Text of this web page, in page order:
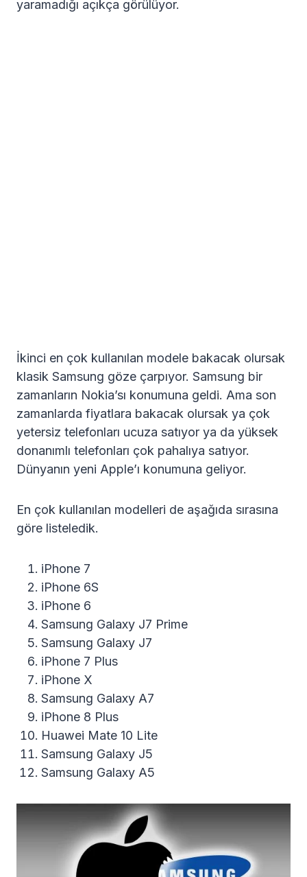
yaramadığı açıkça görülüyor.
İkinci en çok kullanılan modele bakacak olursak
klasik Samsung göze çarpıyor. Samsung bir
zamanların Nokia’sı konumuna geldi. Ama son
zamanlarda fiyatlara bakacak olursak ya çok
yetersiz telefonları ucuza satıyor ya da yüksek
donanımlı telefonları çok pahalıya satıyor.
Dünyanın yeni Apple’ı konumuna geliyor.
En çok kullanılan modelleri de aşağıda sırasına
göre listeledik.
iPhone 7
iPhone 6S
iPhone 6
Samsung Galaxy J7 Prime
Samsung Galaxy J7
iPhone 7 Plus
iPhone X
Samsung Galaxy A7
iPhone 8 Plus
Huawei Mate 10 Lite
Samsung Galaxy J5
Samsung Galaxy A5